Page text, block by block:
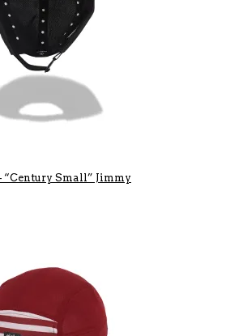
“Century Small” Jimmy